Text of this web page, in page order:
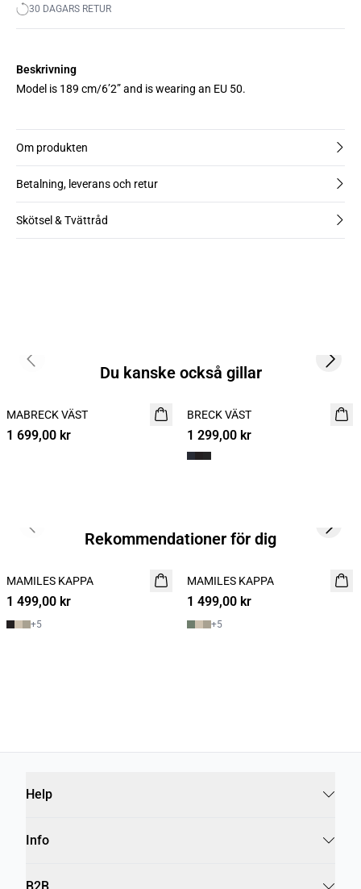
30 DAGARS RETUR
Beskrivning
Model is 189 cm/6’2” and is wearing an EU 50.
Om produkten
Betalning, leverans och retur
Skötsel & Tvättråd
Du kanske också gillar
NYHET
MABRECK VÄST
1 699,00 kr
BRECK VÄST
1 299,00 kr
Previous slide Next
Rekommendationer för dig
NYHET
MAMILES KAPPA
1 499,00 kr
+5
NYHET
MAMILES KAPPA
1 499,00 kr
+5
Previous slide Next
Help
Info
B2B